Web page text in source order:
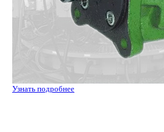
Узнать подробнее